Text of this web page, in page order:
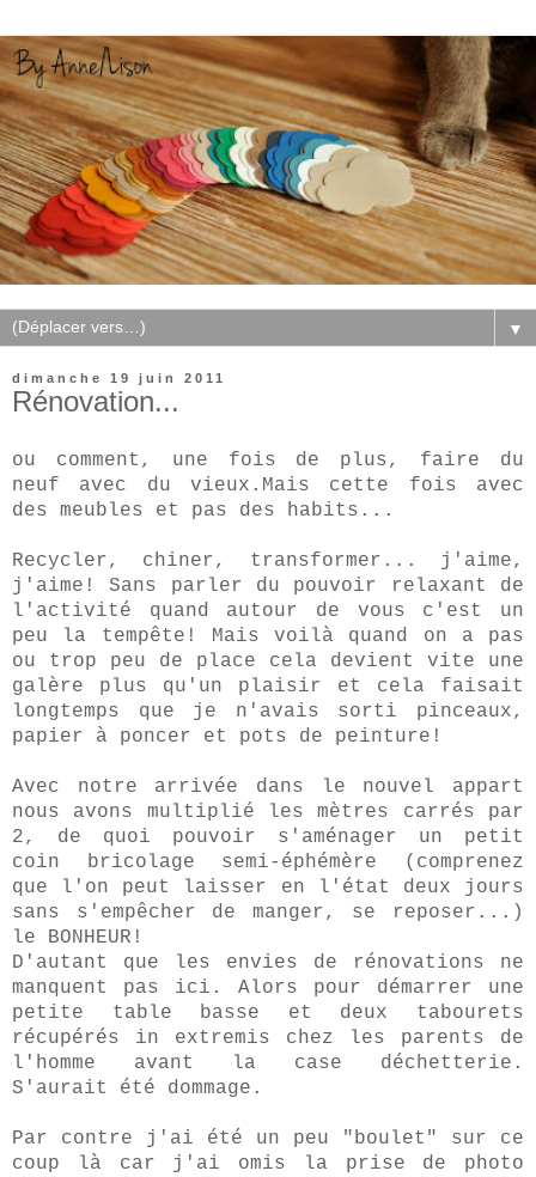
▼
dimanche 19 juin 2011
Rénovation...
ou comment, une fois de plus, faire du
neuf avec du vieux.Mais cette fois avec
des meubles et pas des habits...
Recycler, chiner, transformer... j'aime,
j'aime! Sans parler du pouvoir relaxant de
l'activité quand autour de vous c'est un
peu la tempête! Mais voilà quand on a pas
ou trop peu de place cela devient vite une
galère plus qu'un plaisir et cela faisait
longtemps que je n'avais sorti pinceaux,
papier à poncer et pots de peinture!
Avec notre arrivée dans le nouvel appart
nous avons multiplié les mètres carrés par
2, de quoi pouvoir s'aménager un petit
coin bricolage semi-éphémère (comprenez
que l'on peut laisser en l'état deux jours
sans s'empêcher de manger, se reposer...)
le BONHEUR!
D'autant que les envies de rénovations ne
manquent pas ici. Alors pour démarrer une
petite table basse et deux tabourets
récupérés in extremis chez les parents de
l'homme avant la case déchetterie.
S'aurait été dommage.
Par contre j'ai été un peu "boulet" sur ce
coup là car j'ai omis la prise de photo